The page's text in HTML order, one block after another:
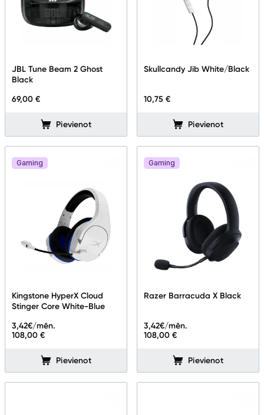
JBL Tune Beam 2 Ghost
Black
69,00 €
Pievienot
Skullcandy Jib White/Black
10,75 €
Pievienot
Gaming
Kingstone HyperX Cloud
Stinger Core White-Blue
108,00 €
3,42€/mēn.
Pievienot
Gaming
Razer Barracuda X Black
108,00 €
3,42€/mēn.
Pievienot